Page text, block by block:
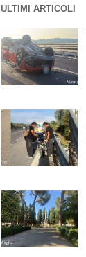
ULTIMI ARTICOLI